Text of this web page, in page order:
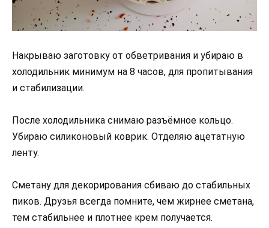
Накрываю заготовку от обветривания и убираю в
холодильник минимум на 8 часов, для пропитывания
и стабилизации.
После холодильника снимаю разъёмное кольцо.
Убираю силиконовый коврик. Отделяю ацетатную
ленту.
Сметану для декорирования сбиваю до стабильных
пиков. Друзья всегда помните, чем жирнее сметана,
тем стабильнее и плотнее крем получается.